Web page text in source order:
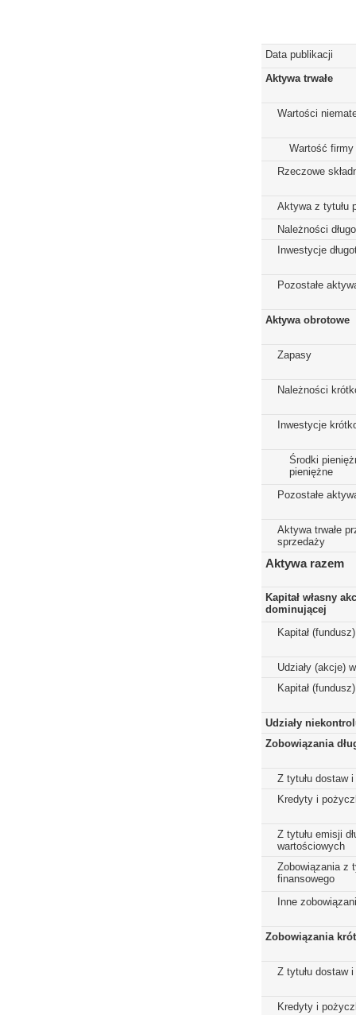
Data publikacji
Aktywa trwałe
Wartości
Wartość firmy
Rzeczowe
Aktywa z tytułu
Należności
Inwestycje
Pozostałe
Aktywa obrotowe
Zapasy
Należności
Inwestycje
Środki
pieniężne
Pozostałe
Aktywa trwałe
sprzedaży
Aktywa razem
Kapitał własny
dominującej
Kapitał
Udziały (akcje)
Kapitał
Udziały
Zobowiązania
Z tytułu dostaw i
Kredyty i
Z tytułu emisji
wartościowych
Zobowiązania z
finansowego
Inne
Zobowiązania
Z tytułu dostaw i
Kredyty i